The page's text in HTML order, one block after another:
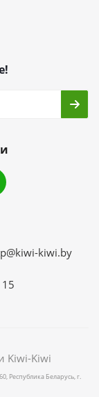
kiwi.by
Kiwi-Kiwi
Республика Беларусь, г.